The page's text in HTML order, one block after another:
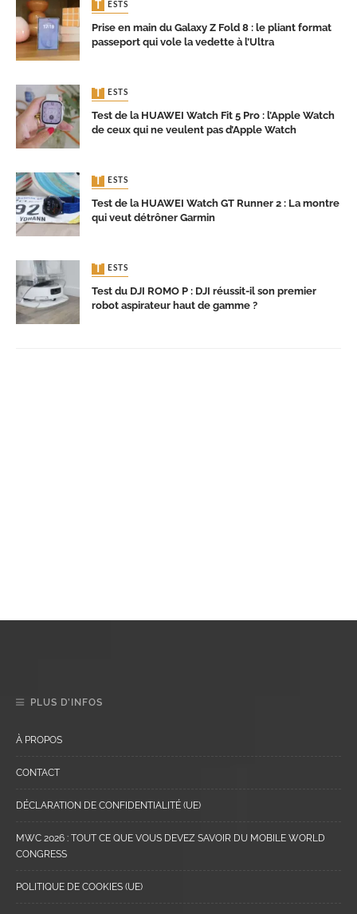
TESTS
Prise en main du Galaxy Z Fold 8 : le pliant format
passeport qui vole la vedette à l’Ultra
TESTS
Test de la HUAWEI Watch Fit 5 Pro : l’Apple Watch
de ceux qui ne veulent pas d’Apple Watch
TESTS
Test de la HUAWEI Watch GT Runner 2 : La montre
qui veut détrôner Garmin
TESTS
Test du DJI ROMO P : DJI réussit-il son premier
robot aspirateur haut de gamme ?
PLUS D’INFOS
À PROPOS
CONTACT
DÉCLARATION DE CONFIDENTIALITÉ (UE)
MWC 2026 : TOUT CE QUE VOUS DEVEZ SAVOIR DU MOBILE WORLD
CONGRESS
POLITIQUE DE COOKIES (UE)